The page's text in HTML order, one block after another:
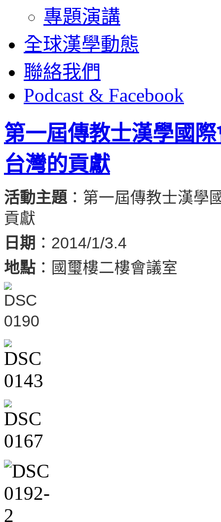
專題演講
全球漢學動態
聯絡我們
Podcast & Facebook
第一屆傳教士漢學國
台灣的貢獻
活動主題：第一屆傳教士漢學
貢獻
日期 ：2014/1/3.4
地點 ：國璽樓二樓會議室